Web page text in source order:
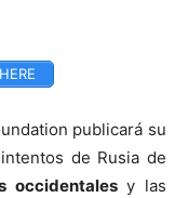
publicará su
de Rusia de
occidentalesy las